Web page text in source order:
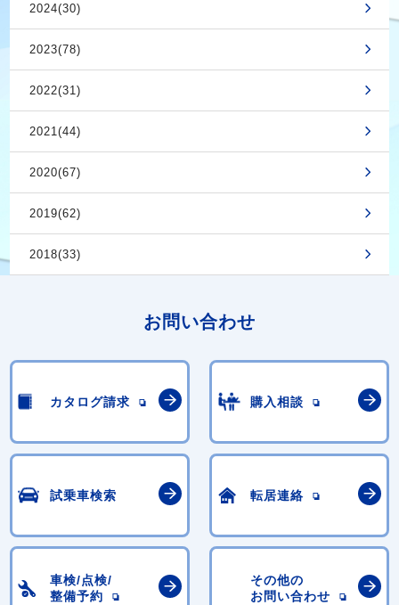
2024(30)
2023(78)
2022(31)
2021(44)
2020(67)
2019(62)
2018(33)
お問い合わせ
カタログ請求 購入相談
試乗車検索 転居連絡
車検/点検/
整備予約
その他の
お問い合わせ